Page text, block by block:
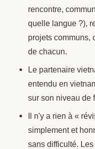
rencontre,
quelle langue ?),
projets communs,
de chacun.
Le partenaire
entendu en
sur son niveau de
Il n'y a rien à «
simplement et
sans difficulté.